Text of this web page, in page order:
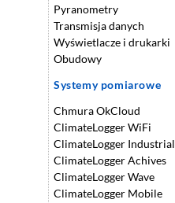
Pyranometry
Transmisja danych
Wyświetlacze i drukarki
Obudowy
Systemy pomiarowe
Chmura OkCloud
ClimateLogger WiFi
ClimateLogger Industrial
ClimateLogger Achives
ClimateLogger Wave
ClimateLogger Mobile